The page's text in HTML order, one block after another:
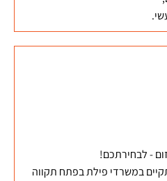
- לבחירתכם!
במשרדי פילת בפתח תקווה